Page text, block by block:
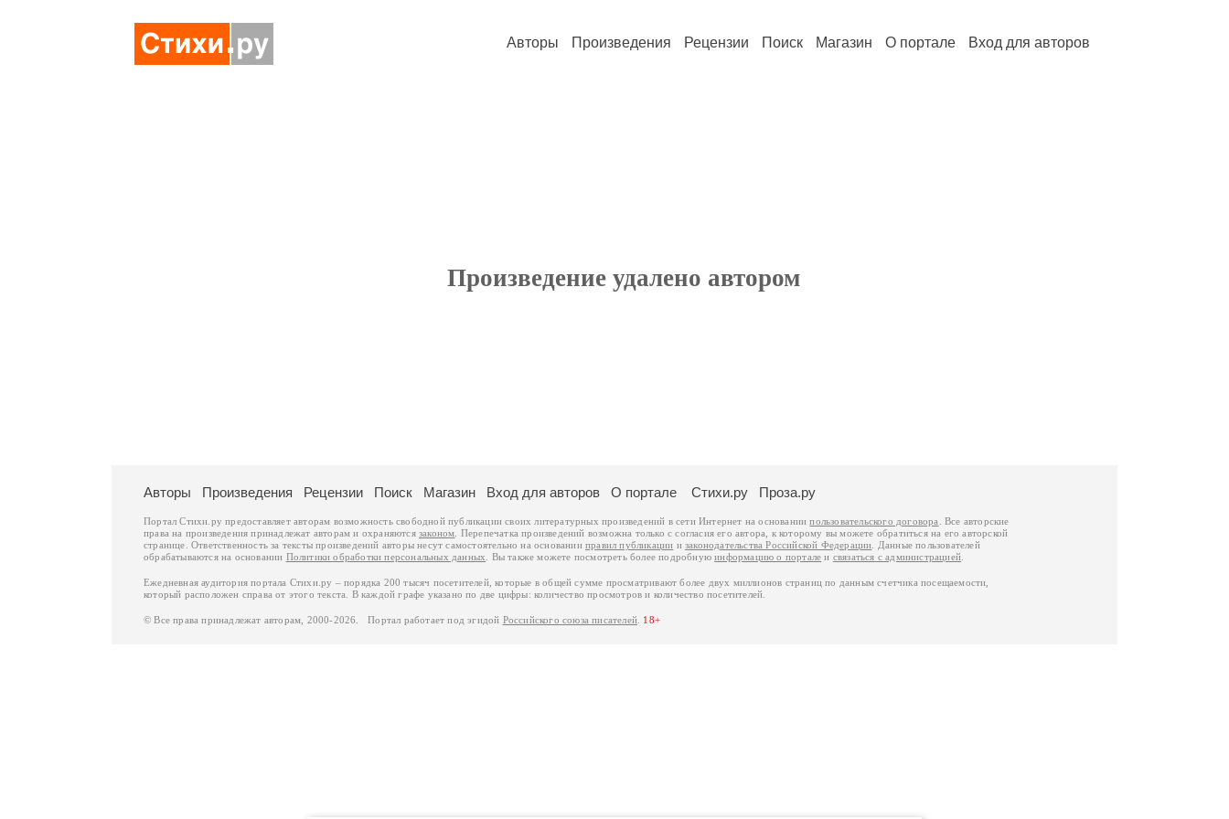
Авторы Произведения Рецензии Поиск Магазин О портале Вход для авторов
Произведение удалено автором
Авторы Произведения Рецензии Поиск Магазин Вход для авторов О портале Стихи.ру Проза.ру
Портал Стихи.ру предоставляет авторам возможность свободной публикации своих литературных произведений в сети Интернет на основаниипользовательского договора
. Все авторские
права на произведения принадлежат авторам и охраняются законом . Перепечатка произведений возможна только с согласия его автора, к которому вы можете обратиться на его авторской
странице. Ответственность за тексты произведений авторы несут самостоятельно на основанииправил публикации изаконодательства Российской Федерации . Данные пользователей
обрабатываются на основании Политики обработки персональных данных . Вы также можете посмотреть более подробнуюинформацию о портале и связаться с администрацией
Ежедневная аудитория портала Стихи.ру – порядка 200 тысяч посетителей, которые в общей сумме просматривают более двух миллионов страниц по данным счетчика посещаемости,
который расположен справа от этого текста. В каждой графе указано по две цифры: количество просмотров и количество посетителей.
© Все права принадлежат авторам, 2000-2026. Портал работает под эгидой Российского союза писателей 18+